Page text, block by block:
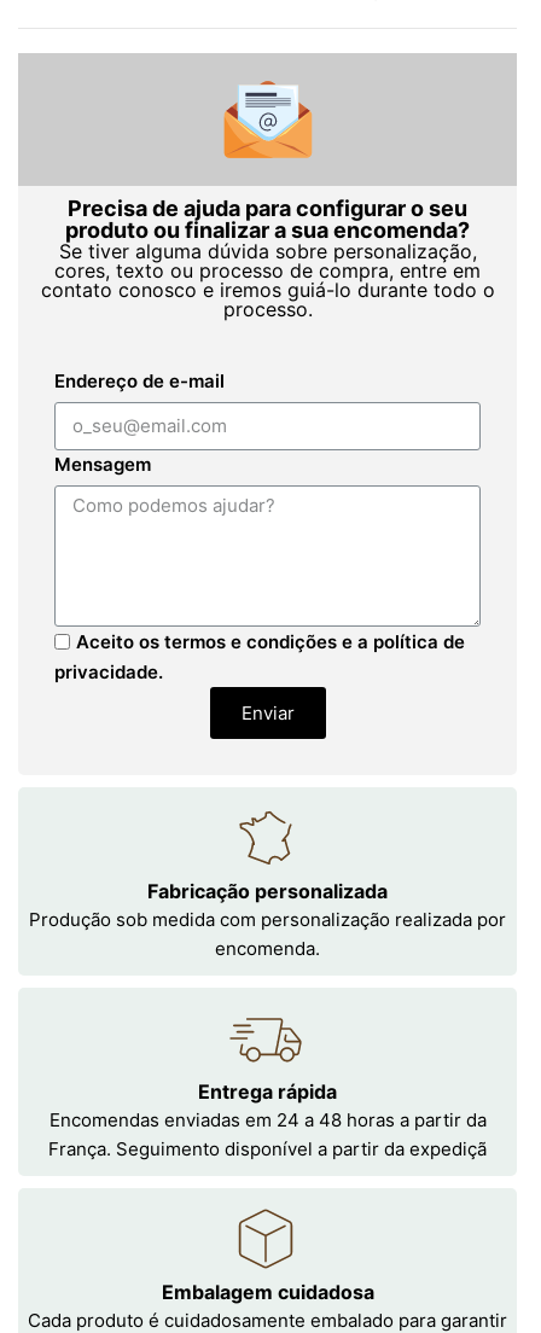
Precisa de ajuda para configurar o seu
produto ou finalizar a sua encomenda?
Se tiver alguma dúvida sobre personalização,
cores, texto ou processo de compra, entre em
contato conosco e iremos guiá-lo durante todo o
processo.
Endereço de e-mail
Mensagem
Aceito os termos e condições e a política de
privacidade.
Enviar
Fabricação personalizada
Produção sob medida com personalização realizada por
encomenda.
Entrega rápida
Encomendas enviadas em 24 a 48 horas a partir da
França. Seguimento disponível a partir da expediçã
Embalagem cuidadosa
Cada produto é cuidadosamente embalado para garantir